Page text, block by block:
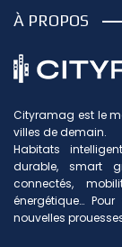
À PROPOS
Cityramag est le
villes de demain.
Habitats
durable, smart
connectés,
énergétique…
nouvelles